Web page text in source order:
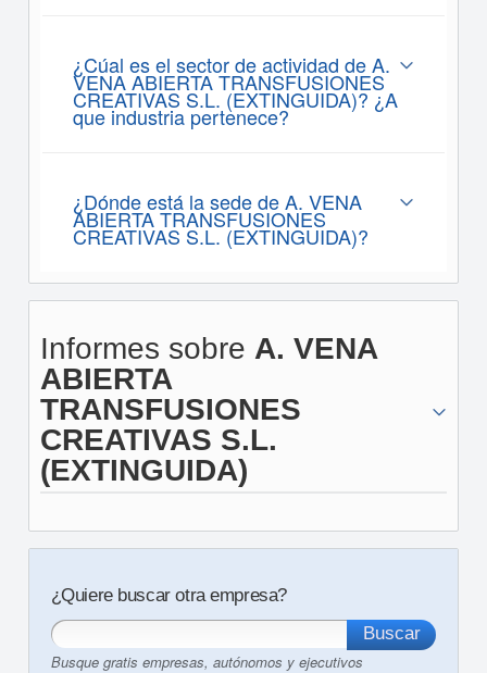
¿Cúal es el sector de actividad de A.
VENA ABIERTA TRANSFUSIONES
CREATIVAS S.L. (EXTINGUIDA)? ¿A
que industria pertenece?
¿Dónde está la sede de A. VENA
ABIERTA TRANSFUSIONES
CREATIVAS S.L. (EXTINGUIDA)?
Informes sobre A. VENA
ABIERTA
TRANSFUSIONES
CREATIVAS S.L.
(EXTINGUIDA)
¿Quiere buscar otra empresa?
Busque gratis empresas, autónomos y ejecutivos